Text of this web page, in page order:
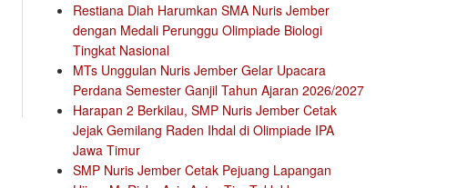
Restiana Diah Harumkan SMA Nuris Jember
dengan Medali Perunggu Olimpiade Biologi
Tingkat Nasional
MTs Unggulan Nuris Jember Gelar Upacara
Perdana Semester Ganjil Tahun Ajaran 2026/2027
Harapan 2 Berkilau, SMP Nuris Jember Cetak
Jejak Gemilang Raden Ihdal di Olimpiade IPA
Jawa Timur
SMP Nuris Jember Cetak Pejuang Lapangan